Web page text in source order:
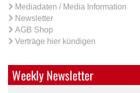
Mediadaten / Media Information
Newsletter
AGB Shop
Verträge hier kündigen
Weekly Newsletter